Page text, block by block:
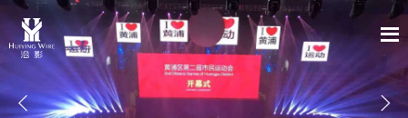
 